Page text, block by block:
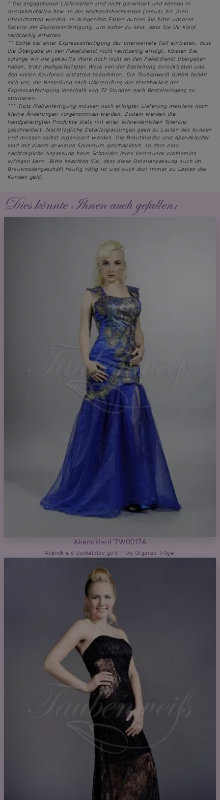
* Die angegebenen Lieferzeiten sind nicht garantiert und können in
Ausnahmefällen bzw. in der Hochzeitshochsaison (Januar bis Juni)
überschritten werden. In dringenden Fällen nutzen Sie bitte unseren
Service der Expressanfertigung, um sicher zu sein, dass Sie Ihr Kleid
rechtzeitig erhalten.
** Sollte bei einer Expressanfertigung der unerwartete Fall eintreten, dass
die Übergabe an den Paketdienst nicht rechtzeitig erfolgt, können Sie,
solange wir die gekaufte Ware noch nicht an den Paketdienst übergeben
haben, trotz maßgerfertigter Ware von der Bestellung zurücktreten und
den vollen Kaufpreis erstatten bekommen. Die Taubenweiß GmbH behält
sich vor, die Bestellung nach Überprüfung der Machbarkeit der
Expressanfertigung innerhalb von 72 Stunden nach Bestelleingang zu
stornieren.
*** Trotz Maßanfertigung müssen nach erfolgter Lieferung meistens noch
kleine Änderungen vorgenommen werden. Zudem werden die
handgefertigten Produkte stets mit einer schneiderlichen Toleranz
geschneidert. Nachträgliche Detailanpassungen geen zu Lasten des Kunden
und müssen selbst organisiert werden. Die Brautkleider und Abendkleider
sind mit einem gewissen Spielraum geschneidert, so dass eine
nachträgliche Anpassung beim Schneider Ihres Vertrauens problemlos
erfolgen kann. Bitte beachten Sie, dass diese Detailanpassung auch im
Brautmodengeschäft häufig nötig ist und auch dort immer zu Lasten des
Kunden geht.
Dies könnte Ihnen auch gefallen:
Abendkleid TW0017A
Abendkleid dunkelblau gold Pfau Organza Träger